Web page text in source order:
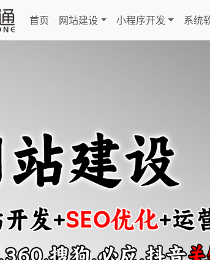
首页 网站建设 小程序开发 系统